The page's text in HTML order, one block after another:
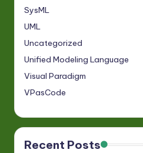
SysML
UML
Uncategorized
Unified Modeling Language
Visual Paradigm
VPasCode
Recent Posts